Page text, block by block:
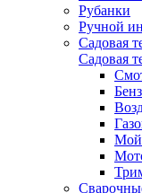
Рубанки
Ручной
Садовая
Садовая